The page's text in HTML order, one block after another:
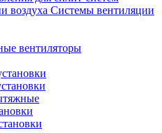
Системы вентиляции
вентиляторы